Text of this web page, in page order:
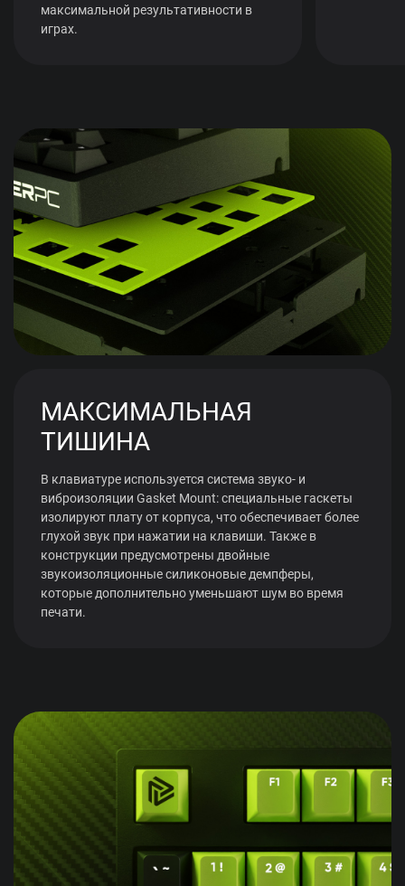
максимальной результативности в
играх.
МАКСИМАЛЬНАЯ
ТИШИНА
В клавиатуре используется система звуко- и
виброизоляции Gasket Mount: специальные гаскеты
изолируют плату от корпуса, что обеспечивает более
глухой звук при нажатии на клавиши. Также в
конструкции предусмотрены двойные
звукоизоляционные силиконовые демпферы,
которые дополнительно уменьшают шум во время
печати.